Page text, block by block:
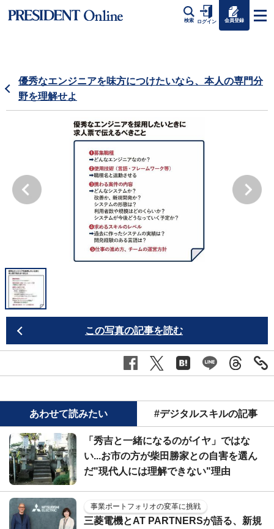
検索 ログイン 会員登録
優秀なエンジニアを味方につけたいなら、本人の専門分
野を理解せよ
この写真の記事を読む
あわせて読みたい #デジタルスキルの記事
「秀吉と一緒になるのがイヤ」ではな
い...お市の方が柴田勝家との自害を選ん
だ"現代人には理解できない"理由
事業ポートフォリオの変革に挑戦
三菱電機とAT PARTNERSが語る、新規